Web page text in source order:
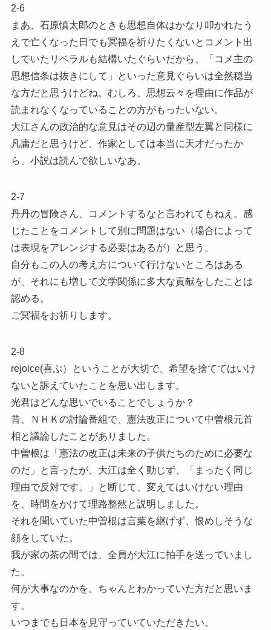
2-6
まあ、石原慎太郎のときも思想自体はかなり叩かれたう
えで亡くなった日でも冥福を祈りたくないとコメント出
していたリベラルも結構いたぐらいだから、「コメ主の
思想信条は抜きにして」といった意見ぐらいは全然穏当
な方だと思うけどね。むしろ、思想云々を理由に作品が
読まれなくなっていることの方がもったいない。
大江さんの政治的な意見はその辺の量産型左翼と同様に
凡庸だと思うけど、作家としては本当に天才だったか
ら、小説は読んで欲しいなあ。
2-7
丹丹の冒険さん、コメントするなと言われてもねえ。感
じたことをコメントして別に問題はない（場合によって
は表現をアレンジする必要はあるが）と思う。
自分もこの人の考え方について行けないところはある
が、それにも増して文学関係に多大な貢献をしたことは
認める。
ご冥福をお祈りします。
2-8
rejoice(喜ぶ）ということが大切で、希望を捨ててはいけ
ないと訴えていたことを思い出します。
光君はどんな思いでいることでしょうか？
昔、ＮＨＫの討論番組で、憲法改正について中曽根元首
相と議論したことがありました。
中曽根は「憲法の改正は未来の子供たちのために必要な
のだ」と言ったが、大江は全く動じず、「まったく同じ
理由で反対です。」と断じて、変えてはいけない理由
を、時間をかけて理路整然と説明しました。
それを聞いていた中曽根は言葉を継げず、恨めしそうな
顔をしていた。
我が家の茶の間では、全員が大江に拍手を送っていまし
た。
何が大事なのかを、ちゃんとわかっていた方だと思いま
す。
いつまでも日本を見守っていていただきたい。